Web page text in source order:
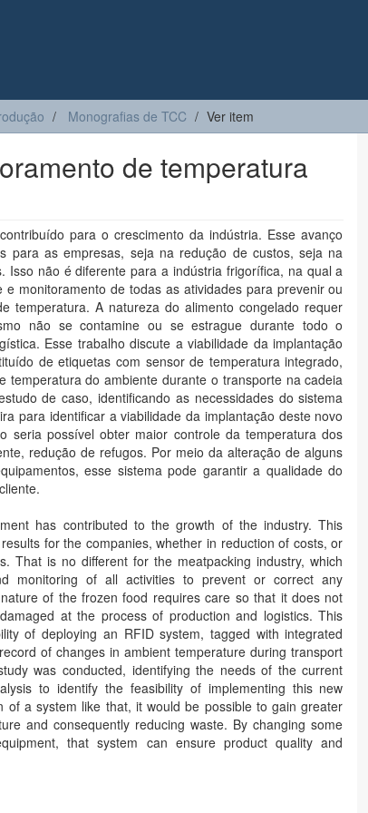
Monografias de TCC Ver item
de temperatura
para o crescimento da indústria. Esse avanço
para as empresas, seja na redução de custos, seja na
Isso não é diferente para a indústria frigorífica, na qual a
e monitoramento de todas as atividades para prevenir ou
temperatura. A natureza do alimento congelado requer
não se contamine ou se estrague durante todo o
Esse trabalho discute a viabilidade da implantação
de etiquetas com sensor de temperatura integrado,
temperatura do ambiente durante o transporte na cadeia
de caso, identificando as necessidades do sistema
para identificar a viabilidade da implantação deste novo
seria possível obter maior controle da temperatura dos
redução de refugos. Por meio da alteração de alguns
esse sistema pode garantir a qualidade do
has contributed to the growth of the industry. This
for the companies, whether in reduction of costs, or
That is no different for the meatpacking industry, which
monitoring of all activities to prevent or correct any
of the frozen food requires care so that it does not
at the process of production and logistics. This
of deploying an RFID system, tagged with integrated
of changes in ambient temperature during transport
was conducted, identifying the needs of the current
to identify the feasibility of implementing this new
of a system like that, it would be possible to gain greater
and consequently reducing waste. By changing some
that system can ensure product quality and